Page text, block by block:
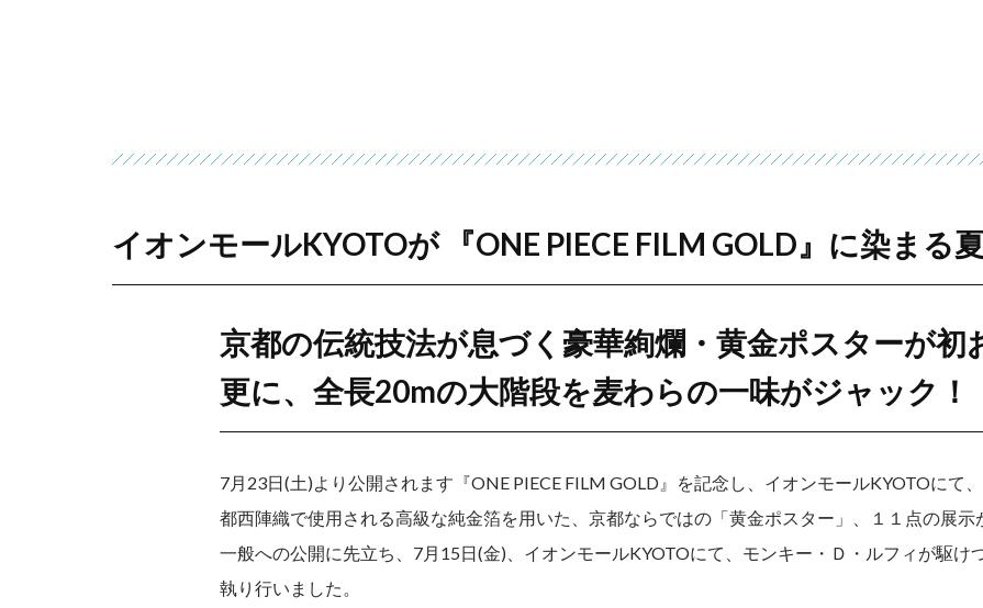
イオンモールKYOTOが 『ONE PIECE FILM GOLD』に染まる
京都の伝統技法が息づく豪華絢爛・黄金ポスターが初
更に、全長20mの大階段を麦わらの一味がジャック！
7月23日(土)より公開されます『ONE PIECE FILM GOLD』を記念し、イオンモールKYOTOにて
都西陣織で使用される高級な純金箔を用いた、京都ならではの「黄金ポスター」、１１点の展示
一般への公開に先立ち、7月15日(金)、イオンモールKYOTOにて、モンキー・Ｄ・ルフィが駆け
執り行いました。